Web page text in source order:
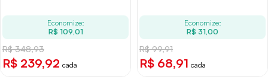
Economize:
R$ 109,01
R$ 348,93
R$ 239,92 cada
Economize:
R$ 31,00
R$ 99,91
R$ 68,91 cada